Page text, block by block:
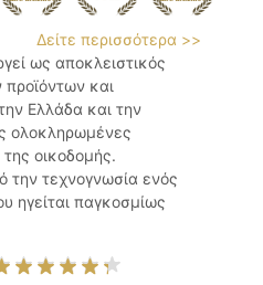
Δείτε περισσότερα >>
ως αποκλειστικός
και
Ελλάδα και την
ολοκληρωμένες
οικοδομής.
τεχνογνωσία ενός
ηγείται παγκοσμίως